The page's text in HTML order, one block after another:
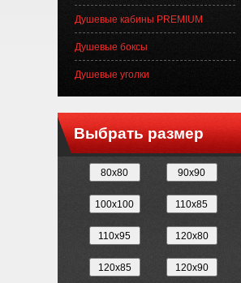
Душевые кабины PREMIUM
Душевые боксы
Душевые уголки
Выбрать размер